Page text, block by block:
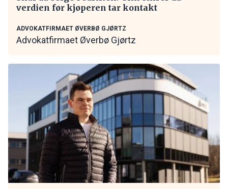
verdien før kjøperen tar kontakt
ADVOKATFIRMAET ØVERBØ GJØRTZ
Advokatfirmaet Øverbø Gjørtz